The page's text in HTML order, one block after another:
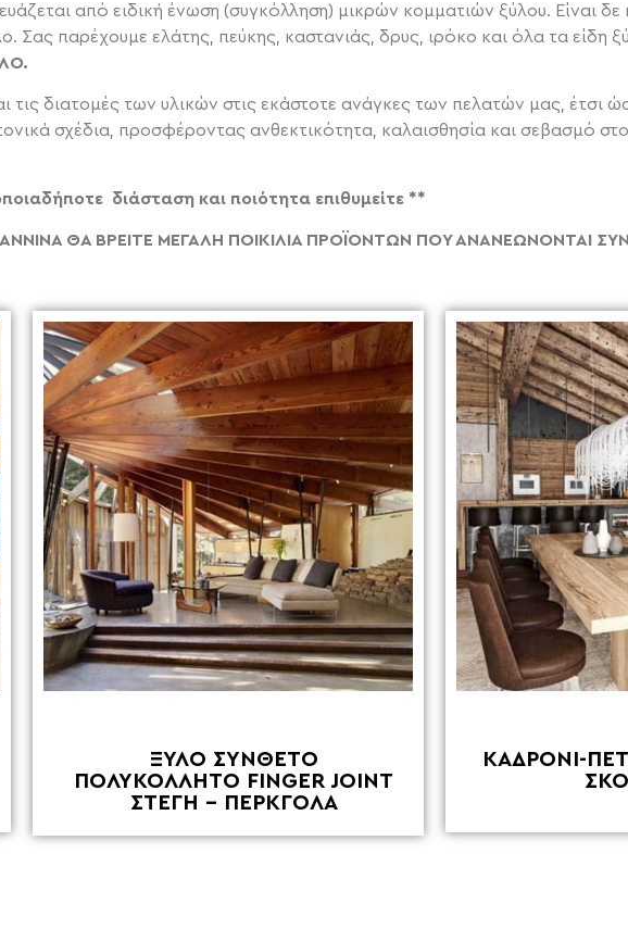
από ειδική ένωση (συγκόλληση) μικρών κομματιών ξύλου. Είναι δε
Σας παρέχουμε ελάτης, πεύκης, καστανιάς, δρυς, ιρόκο και όλα τα είδη
τις διατομές των υλικών στις εκάστοτε ανάγκες των πελατών μας, έτσι
σχέδια, προσφέροντας ανθεκτικότητα, καλαισθησία και σεβασμό στο
διάσταση και ποιότητα επιθυμείτε **
ΘΑ ΒΡΕΙΤΕ ΜΕΓΑΛΗ ΠΟΙΚΙΛΙΑ ΠΡΟΪΟΝΤΩΝ ΠΟΥ ΑΝΑΝΕΩΝΟΝΤΑΙ
ΞΥΛΟ ΣΥΝΘΕΤΟ
ΠΟΛΥΚΟΛΛΗΤΟ FINGER JOINT
ΣΤΕΓΗ – ΠΕΡKΓΟΛΑ
ΚΑΔΡΟΝΙ-